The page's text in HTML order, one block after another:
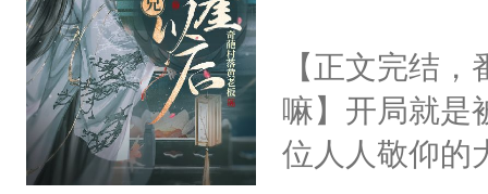
堂魔尊……行
位，当日就抢
神偏执：不许
子，门下所
杀了同为魔道
绝于师门前。
了当年。回到
【正文完结
嘛】开局就是
位人人敬仰的